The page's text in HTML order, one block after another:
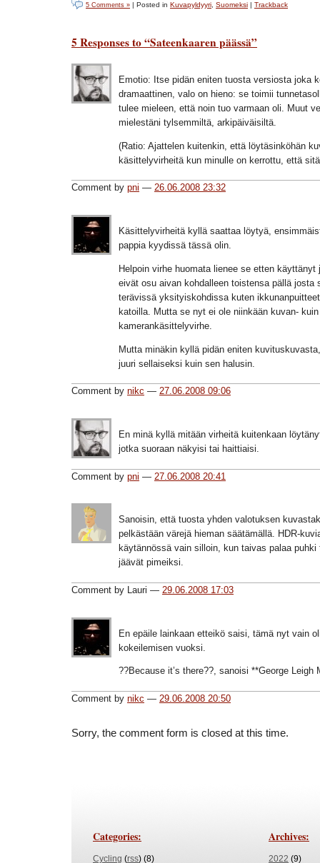
5 Comments » | Posted in Kuvapyldyyri Suomeksi | Trackback
5 Responses to “Sateenkaaren päässä”
Emotio: Itse pidän eniten tuosta versiosta joka
dramaattinen, valo on hieno: se toimii
tulee mieleen, että noin tuo varmaan oli. Muut
mielestäni tylsemmiltä, arkipäiväisiltä.
(Ratio: Ajattelen kuitenkin, että löytäsinköhän
käsittelyvirheitä kun minulle on kerrottu, että
Comment by pni — 26.06.2008 23:32
Käsittelyvirheitä kyllä saattaa löytyä,
pappia kyydissä tässä olin.
Helpoin virhe huomata lienee se etten käyttänyt
eivät osu aivan kohdalleen toistensa pällä josta
terävissä yksityiskohdissa kuten
katoilla. Mutta se nyt ei ole niinkään kuvan- kuin
kamerankäsittelyvirhe.
Mutta minäkin kyllä pidän eniten
juuri sellaiseksi kuin sen halusin.
Comment by nikc — 27.06.2008 09:06
En minä kyllä mitään virheitä kuitenkaan
jotka suoraan näkyisi tai haittiaisi.
Comment by pni — 27.06.2008 20:41
Sanoisin, että tuosta yhden valotuksen
pelkästään värejä hieman säätämällä. HDR-
käytännössä vain silloin, kun taivas palaa
jäävät pimeiksi.
Comment by Lauri — 29.06.2008 17:03
En epäile lainkaan etteikö saisi, tämä nyt vain
kokeilemisen vuoksi.
??Because it’s there??, sanoisi **George Leigh
Comment by nikc — 29.06.2008 20:50
Sorry, the comment form is closed at this time.
Categories:
Cycling (rss) (8)
Archives:
2022 (9)